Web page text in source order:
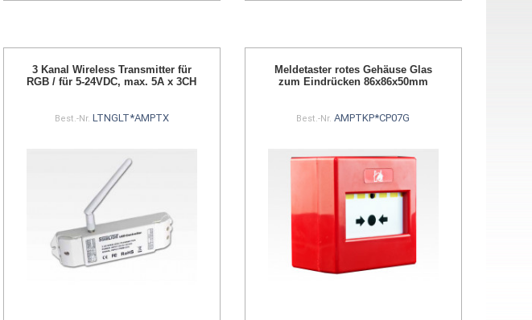
3 Kanal Wireless Transmitter für
RGB / für 5-24VDC, max. 5A x 3CH
Best.-Nr. LTNGLT*AMPTX
Meldetaster rotes Gehäuse Glas
zum Eindrücken 86x86x50mm
Best.-Nr.AMPTKP*CP07G